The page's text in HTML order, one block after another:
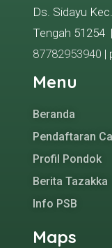
Ds. Sidayu
Tengah 51254 |
87782953940 |
Menu
Beranda
Pendaftaran
Profil Pondok
Berita Tazakka
Info PSB
Maps